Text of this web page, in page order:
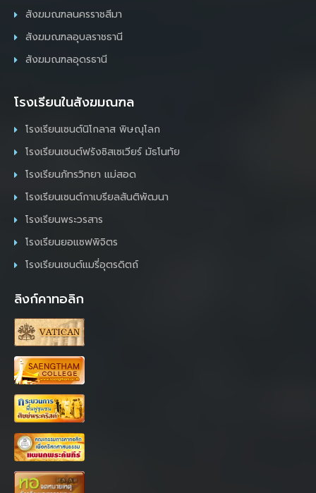
สังฆมณฑลนครราชสีมา
สังฆมณฑลอุบลราชธานี
สังฆมณฑลอุดรธานี
โรงเรียนในสังฆมณฑล
โรงเรียนเซนต์นิโกลาส พิษณุโลก
โรงเรียนเซนต์ฟรังซิสเซเวียร์ มัธโนทัย
โรงเรียนภัทรวิทยา แม่สอด
โรงเรียนเซนต์กาเบรียลสันติพัฒนา
โรงเรียนพระวรสาร
โรงเรียนยอแซฟพิจิตร
โรงเรียนเซนต์แมรี่อุตรดิตถ์
ลิงก์คาทอลิก